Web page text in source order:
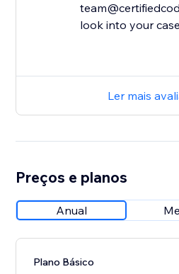
look into your
Ler mais
Preços e planos
Anual
Plano Básico